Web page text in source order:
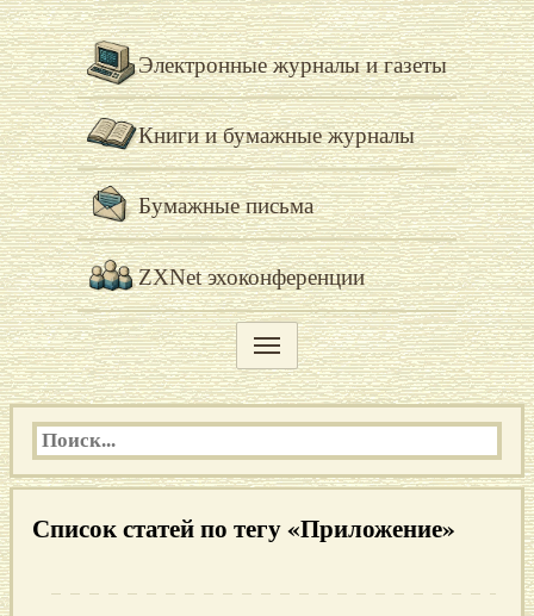
Электронные журналы и газеты
Книги и бумажные журналы
Бумажные письма
ZXNet эхоконференции
Список статей по тегу «Приложение»